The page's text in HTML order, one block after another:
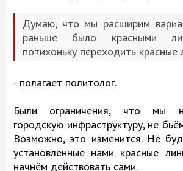
Думаю, что мы расширим
раньше было красными
потихоньку переходить красные
- полагает политолог.
Были ограничения, что мы
городскую инфраструктуру, не
Возможно, это изменится. Не
установленные нами красные
начнём действовать сами.